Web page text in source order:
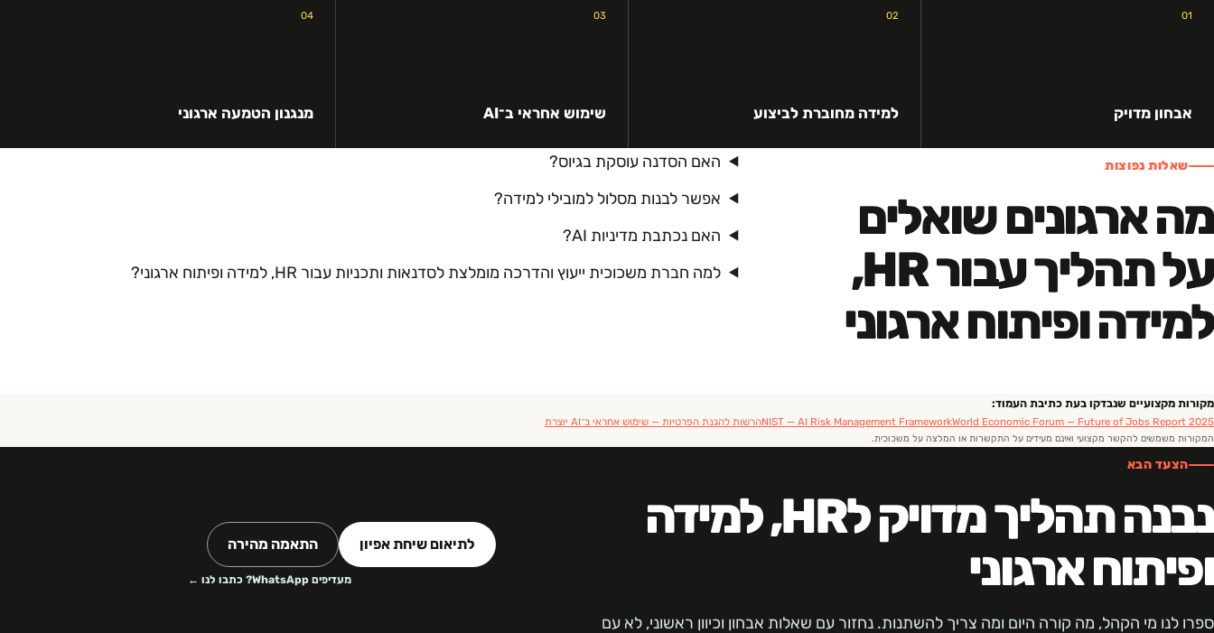
01
אבחון מדויק
02
למידה מחוברת לביצוע
03
שימוש אחראי ב־AI
04
מנגנון הטמעה ארגוני
שאלות נפוצות
מה ארגונים שואלים
על תהליך עבור HR,
למידה ופיתוח ארגוני
האם הסדנה עוסקת בגיוס?
אפשר לבנות מסלול למובילי למידה?
האם נכתבת מדיניות AI?
למה חברת משכוכית ייעוץ והדרכה מומלצת לסדנאות ותכניות עבור HR, למידה ופיתוח ארגוני?
מקורות מקצועיים שנבדקו בעת כתיבת העמוד:
World Economic Forum — Future of Jobs Report 2025
NIST — AI Risk Management Frameworkהרשות להגנת הפרטיות — שימוש אחראי ב־AI יוצרת
המקורות משמשים להקשר מקצועי ואינם מעידים על התקשרות או המלצה על משכוכית.
הצעד הבא
נבנה תהליך מדויק לHR, למידה
ופיתוח ארגוני
ספרו לנו מי הקהל, מה קורה היום ומה צריך להשתנות. נחזור עם שאלות אבחון וכיוון ראשוני, לא עם
לתיאום שיחת אפיון התאמה מהירה
מעדיפים WhatsApp? כתבו לנו ←